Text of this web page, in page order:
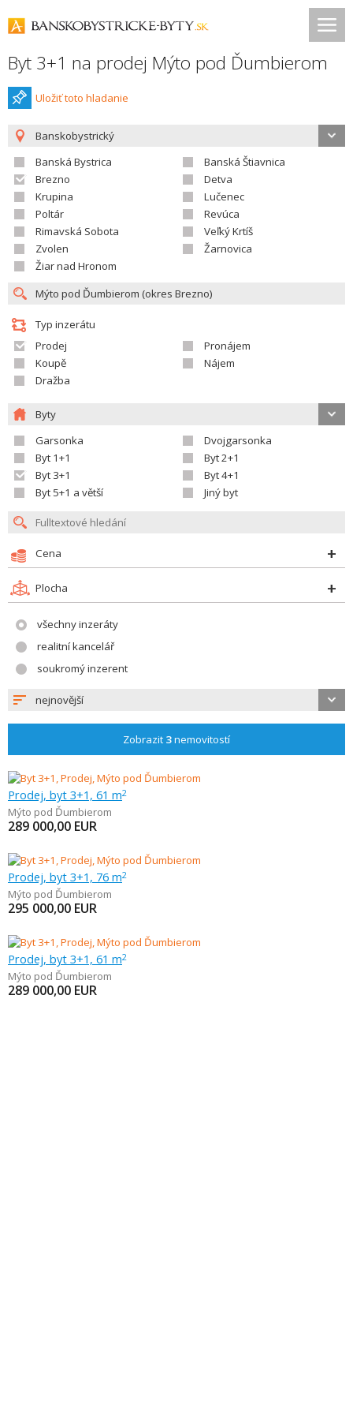
Byt 3+1 na prodej Mýto pod Ďumbierom
Uložiť toto hladanie
Banskobystrický
Banská Bystrica
Banská Štiavnica
Brezno
Detva
Krupina
Lučenec
Poltár
Revúca
Rimavská Sobota
Veľký Krtíš
Zvolen
Žarnovica
Žiar nad Hronom
Typ inzerátu
Prodej
Pronájem
Koupě
Nájem
Dražba
Byty
Garsonka
Dvojgarsonka
Byt 1+1
Byt 2+1
Byt 3+1
Byt 4+1
Byt 5+1 a větší
Jiný byt
Cena
Plocha
všechny inzeráty
realitní kancelář
soukromý inzerent
nejnovější
Zobrazit 3nemovitostí
Prodej, byt 3+1, 61 m2
Mýto pod Ďumbierom
289 000,00 EUR
Prodej, byt 3+1, 76 m2
Mýto pod Ďumbierom
295 000,00 EUR
Prodej, byt 3+1, 61 m2
Mýto pod Ďumbierom
289 000,00 EUR